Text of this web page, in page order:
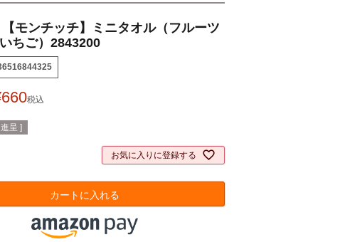
【モンチッチ】ミニタオル（フルーツ
ちご）2843200
660税込
呈 ]
お気に入りに登録する
カートに入れる